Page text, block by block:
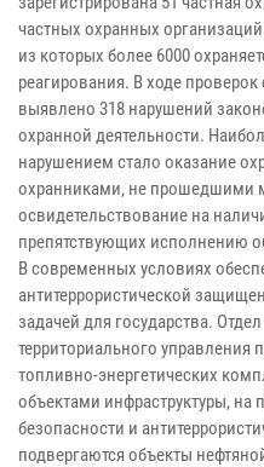
частных охранных
из которых более 6000
реагирования. В ходе
выявлено 318 нарушений
охранной деятельности.
нарушением стало оказание
охранниками, не прошедшими
освидетельствование на
препятствующих исполнению
В современных условиях
антитеррористической
задачей для государства.
территориального управления
топливно-энергетических
объектами инфраструктуры, на
безопасности и
подвергаются объекты